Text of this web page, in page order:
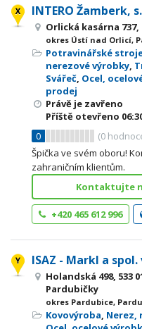
INTERO Žamberk,
Orlická kasárna 737,
okres Ústí nad Orlicí,
Potravinářské
nerezové výrobky,
Svářeč, Ocel,
prodej
Právě je zavřeno
Příště otevřeno
0
(0
Špička ve svém oboru!
zahraničním klientům.
Kontaktujte
+420 465 612 996
ISAZ - Markl a spol.
Holandská 498, 533
Pardubičky
okres Pardubice,
Kovovýroba, Nerez,